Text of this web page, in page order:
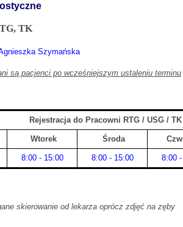
TK
Szymańska
są pacjenci po wcześniejszym ustaleniu terminu
Rejestracja do Pracowni RTG / USG / TK
Wtorek Środa
8:00 - 15:00 8:00 - 15:00 8:00
skierowanie od lekarza oprócz zdjęć na zęby